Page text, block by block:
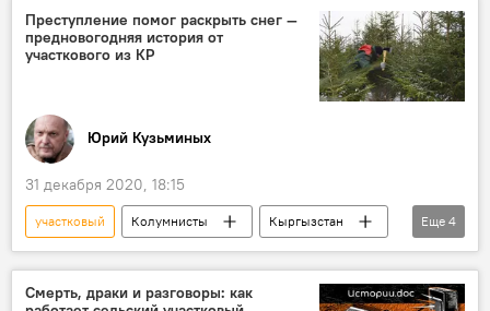
бизнес
проверка
Акылбек Жапаров
экономика
Преступление помог раскрыть снег —
предновогодняя история от
участкового из КР
Юрий Кузьминых
31 декабря 2020, 18:15
участковый Колумнисты
Кыргызстан
Происшествия
милиция
елка
Еще 4
Смерть, драки и разговоры: как